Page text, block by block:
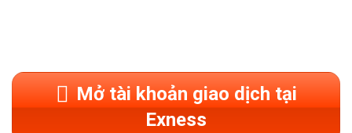
Mở tài khoản giao dịch tại
Exness